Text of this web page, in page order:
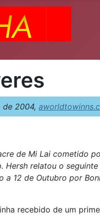
de 2004,
de Mi Lai cometido
relatou o
12 de Outubro por
recebido de um